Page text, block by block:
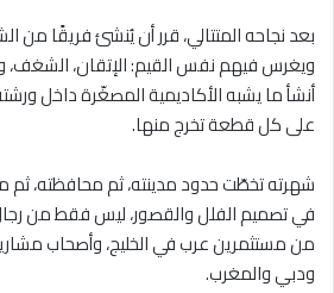
بعد نجاحه المتتالي، قرر أن يُنشئ فريقًا من
ويغرس فيهم نفس القيم: الإتقان، الشغف،
أنشأ ما يشبه الأكاديمية المصغّرة داخل
على كل قطعة تخرج منها.
شهرته تخطّت حدود مدينته، ثم محافظته، ثم
في تصميم الفلل والقصور، ليس فقط من
من مستثمرين عرب في الخليج، وأصحاب
ودبي والمغرب.